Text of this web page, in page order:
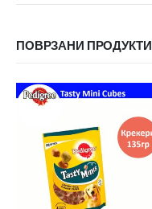
ПОВРЗАНИ ПРОДУКТИ
-12%